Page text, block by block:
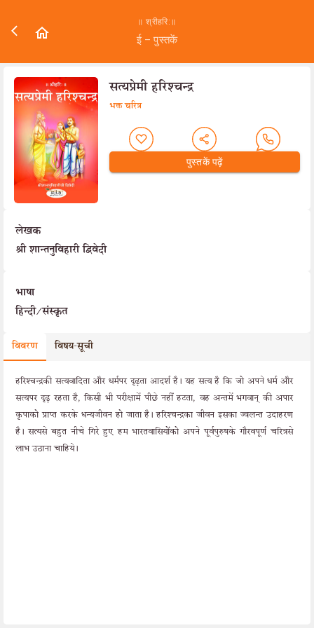
॥ श्रीहरि:॥
ई – पुस्तकें
सत्यप्रेमी हरिश्चन्द्र
भक्त चरित्र
पुस्तकें पढ़ें
लेखक
श्री शान्तनुविहारी द्विवेदी
भाषा
हिन्दी/संस्कृत
विवरण विषय-सूची
हरिश्चन्द्रकी सत्यवादिता और धर्मपर दृढ़ता आदर्श है। यह सत्य है कि जो अपने धर्म और
सत्यपर दृढ़ रहता है, किसी भी परीक्षामें पीछे नहीं हटता, वह अन्तमें भगवान् की अपार
कृपाको प्राप्त करके धन्यजीवन हो जाता है। हरिश्चन्द्रका जीवन इसका ज्वलन्त उदाहरण
है। सत्यसे बहुत नीचे गिरे हुए हम भारतवासियोंको अपने पूर्वपुरुषके गौरवपूर्ण चरित्रसे
लाभ उठाना चाहिये।